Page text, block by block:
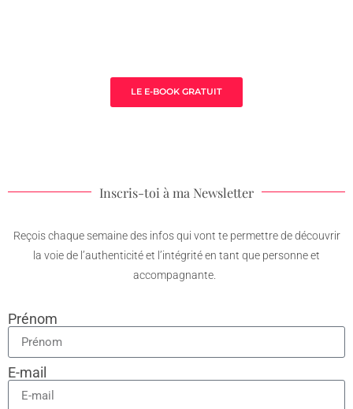
LE E-BOOK GRATUIT
Inscris-toi à ma Newsletter
Reçois chaque semaine des infos qui vont te permettre de découvrir
la voie de l’authenticité et l’intégrité en tant que personne et
accompagnante.
Prénom
E-mail